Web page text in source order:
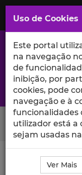
Saltar
para
Conteúdo
Principal
A excelência da
Search Button
Ciência_Iscte
Atividades
Uso de Cookies
Este portal
na navegação
de
inibição, por
cookies, pode
navegação e à
funcionalidades
utilizador está a
sejam usadas
Ver Mais